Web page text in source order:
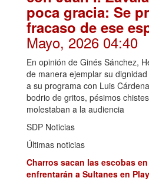
poca gracia: Se
fracaso de ese
Mayo, 2026 04:40
En opinión de Ginés Sánchez,
de manera ejemplar su
a su programa con Luis
bodrio de gritos, pésimos
molestaban a la audiencia
SDP Noticias
Últimas noticias
Charros sacan las escobas
enfrentarán a Sultanes en